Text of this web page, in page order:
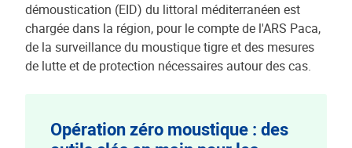
démoustication (EID) du littoral méditerranéen est
chargée dans la région, pour le compte de l'ARS Paca,
de la surveillance du moustique tigre et des mesures
de lutte et de protection nécessaires autour des cas.
Opération zéro moustique : des